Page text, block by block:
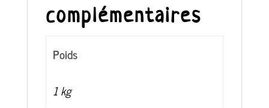
complémentaires
Poids
1 kg